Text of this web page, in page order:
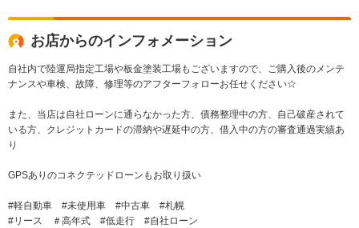
お店からのインフォメーション
自社内で陸運局指定工場や板金塗装工場もございますので、ご購入後のメンテ
ナンスや車検、故障、修理等のアフターフォローお任せください☆
また、当店は自社ローンに通らなかった方、債務整理中の方、自己破産されて
いる方、クレジットカードの滞納や遅延中の方、借入中の方の審査通過実績あ
り
GPSありのコネクテッドローンもお取り扱い
#軽自動車 #未使用車 #中古車 #札幌
#リース ＃高年式 #低走行 #自社ローン